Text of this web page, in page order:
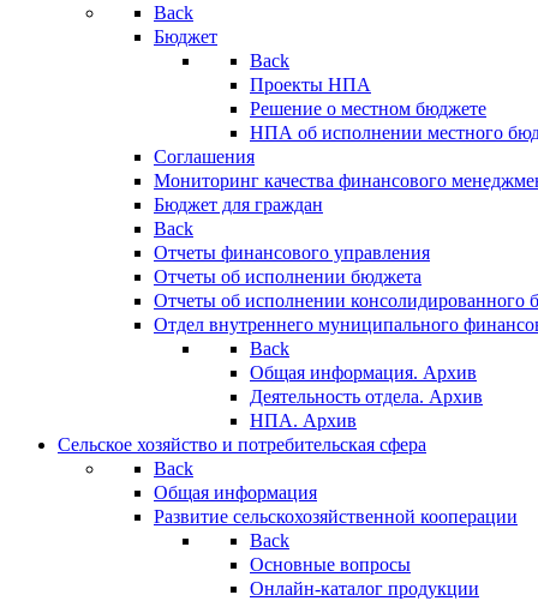
Back
Бюджет
Back
Проекты НПА
Решение о местном бюджете
НПА об исполнении местного
Соглашения
Мониторинг качества финансового
Бюджет для граждан
Back
Отчеты финансового управления
Отчеты об исполнении бюджета
Отчеты об исполнении консолидированного
Отдел внутреннего муниципального
Back
Общая информация. Архив
Деятельность отдела. Архив
НПА. Архив
Сельское хозяйство и потребительская сфера
Back
Общая информация
Развитие сельскохозяйственной кооперации
Back
Основные вопросы
Онлайн-каталог продукции